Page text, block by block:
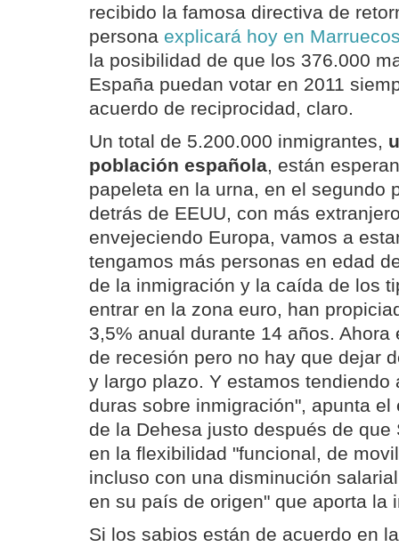
recibido la famosa directiva de
persona explicará hoy en
la posibilidad de que los 376.000
España puedan votar en 2011
acuerdo de reciprocidad, claro.
Un total de 5.200.000 inmigrantes,
población española, están
papeleta en la urna, en el segundo
detrás de EEUU, con más
envejeciendo Europa, vamos a
tengamos más personas en edad
de la inmigración y la caída de los
entrar en la zona euro, han
3,5% anual durante 14 años.
de recesión pero no hay que dejar
y largo plazo. Y estamos tendiendo
duras sobre inmigración", apunta
de la Dehesa justo después de
en la flexibilidad "funcional, de
incluso con una disminución
en su país de origen" que aporta la
Si los sabios están de acuerdo en